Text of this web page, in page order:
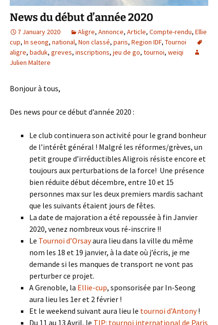
News du début d’année 2020
7 January 2020 Aligre, Annonce, Article, Compte-rendu, Ellie
cup, In seong, national, Non classé, paris, Region IDF, Tournoi
aligre, baduk, greves, inscriptions, jeu de go, tournoi, weiqi
Julien Maltere
Bonjour à tous,
Des news pour ce début d’année 2020 :
Le club continuera son activité pour le grand bonheur
de l’intérêt général ! Malgré les réformes/grèves, un
petit groupe d’irréductibles Aligrois résiste encore et
toujours aux perturbations de la force! Une présence
bien réduite début décembre, entre 10 et 15
personnes max sur les deux premiers mardis sachant
que les suivants étaient jours de fêtes.
La date de majoration a été repoussée à fin Janvier
2020, venez nombreux vous ré-inscrire !!
Le Tournoi d’Orsayaura lieu dans la ville du même
nom les 18 et 19 janvier, à la date où j’écris, je me
demande si les manques de transport ne vont pas
perturber ce projet.
A Grenoble, la Ellie-cup, sponsorisée par In-Seong
aura lieu les 1er et 2 février !
Et le weekend suivant aura lieu le tournoi d’Antony!
Du 11 au 13 Avril, le TIP: tournoi international de Paris